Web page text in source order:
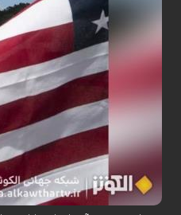
افزایش بی‌سابقه قیمت بنزین در پی